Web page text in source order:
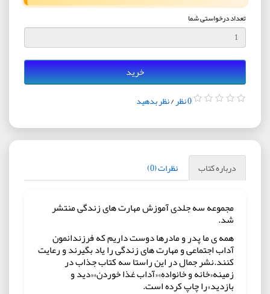
تعداد درخواستی شما
خرید
0 نظر /نظر بدهید
درباره کتاب نظرات (0)
مجموعه سه جلدی آموزش مهارت های زندگی منتشر
شد.
همه ی ما پدر و مادرها دوست داریم که فرزندانمون
آداب اجتماعی و مهارت های زندگی را یاد بگیرند و رعایت
کنند.نشر جمال در این راستا سه کتاب جذاب در
زمینه«خانه و خانواده»«آداب غذا خوردن»«دید و
بازدید»را چاپ کرده است.